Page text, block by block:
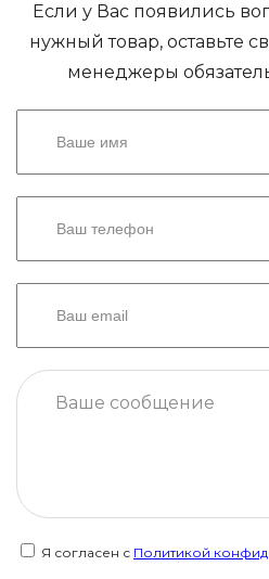
Если у Вас появились
нужный товар, оставьте
менеджеры
Я согласен с Политикой